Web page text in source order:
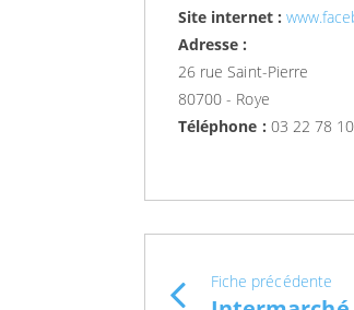
Site internet :
Adresse :
26 rue Saint-Pierre
80700 - Roye
Téléphone : 03 22 78
Fiche précédente